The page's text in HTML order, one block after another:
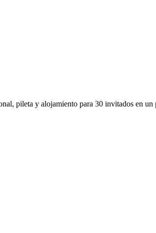
pileta y alojamiento para 30 invitados en un